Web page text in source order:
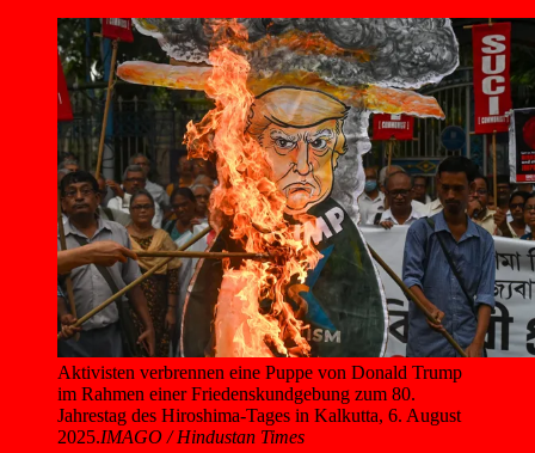
Aktivisten verbrennen eine Puppe von Donald Trump
im Rahmen einer Friedenskundgebung zum 80.
Jahrestag des Hiroshima-Tages in Kalkutta, 6. August
2025.IMAGO / Hindustan Times